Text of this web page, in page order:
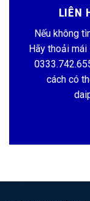
LIÊN
Nếu không
Hãy thoải
cách có